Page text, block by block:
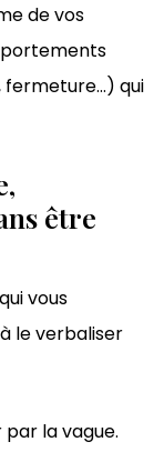
de vos
fermeture…) qui
être
vous
le verbaliser
la vague.